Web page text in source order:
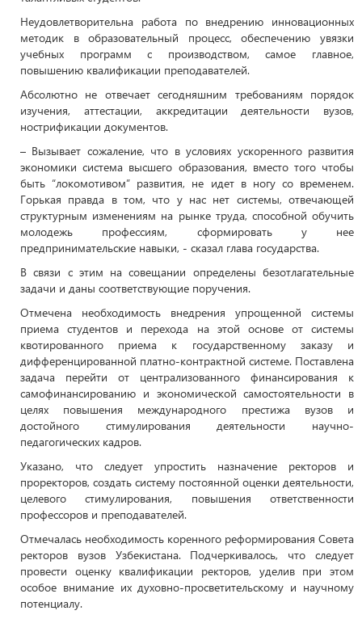
Неудовлетворительна работа по внедрению инновационных
методик в образовательный процесс, обеспечению увязки
учебных программ с производством, самое главное,
повышению квалификации преподавателей.
Абсолютно не отвечает сегодняшним требованиям порядок
изучения, аттестации, аккредитации деятельности вузов,
нострификации документов.
– Вызывает сожаление, что в условиях ускоренного развития
экономики система высшего образования, вместо того чтобы
быть “локомотивом” развития, не идет в ногу со временем.
Горькая правда в том, что у нас нет системы, отвечающей
структурным изменениям на рынке труда, способной обучить
молодежь профессиям, сформировать у нее
предпринимательские навыки, - сказал глава государства.
В связи с этим на совещании определены безотлагательные
задачи и даны соответствующие поручения.
Отмечена необходимость внедрения упрощенной системы
приема студентов и перехода на этой основе от системы
квотированного приема к государственному заказу и
дифференцированной платно-контрактной системе. Поставлена
задача перейти от централизованного финансирования к
самофинансированию и экономической самостоятельности в
целях повышения международного престижа вузов и
достойного стимулирования деятельности научно-
педагогических кадров.
Указано, что следует упростить назначение ректоров и
проректоров, создать систему постоянной оценки деятельности,
целевого стимулирования, повышения ответственности
профессоров и преподавателей.
Отмечалась необходимость коренного реформирования Совета
ректоров вузов Узбекистана. Подчеркивалось, что следует
провести оценку квалификации ректоров, уделив при этом
особое внимание их духовно-просветительскому и научному
потенциалу.